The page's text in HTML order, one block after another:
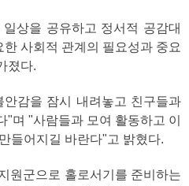
상을 공유하고 정서적 공감대
사회적 관계의 필요성과 중요
졌다.
감을 잠시 내려놓고 친구들과
며 "사람들과 모여 활동하고 이
들어지길 바란다"고 밝혔다.
원군으로 홀로서기를 준비하는